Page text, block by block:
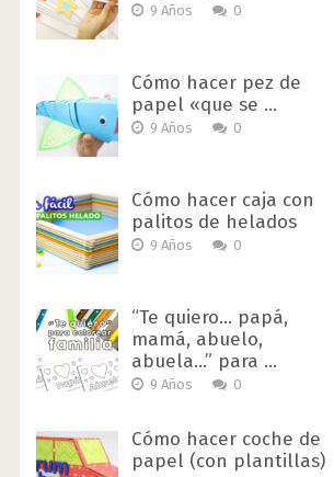
9 Años 0
Cómo hacer pez de
papel «que se …
9 Años 0
Cómo hacer caja con
palitos de helados
9 Años 0
“Te quiero… papá,
mamá, abuelo,
abuela…” para …
9 Años 0
Cómo hacer coche de
papel (con plantillas)